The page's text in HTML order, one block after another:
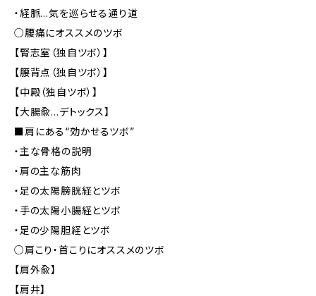
・経脈…気を巡らせる通り道
○腰痛にオススメのツボ
【腎志室（独自ツボ）】
【腰背点（独自ツボ）】
【中殿（独自ツボ）】
【大腸兪…デトックス】
■肩にある“効かせるツボ”
・主な骨格の説明
・肩の主な筋肉
・足の太陽膀胱経とツボ
・手の太陽小腸経とツボ
・足の少陽胆経とツボ
○肩こり・首こりにオススメのツボ
【肩外兪】
【肩井】